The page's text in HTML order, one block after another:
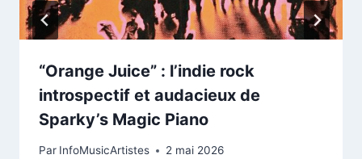
“Orange Juice” : l’indie rock
introspectif et audacieux de
Sparky’s Magic Piano
Par InfoMusicArtistes 2 mai 2026